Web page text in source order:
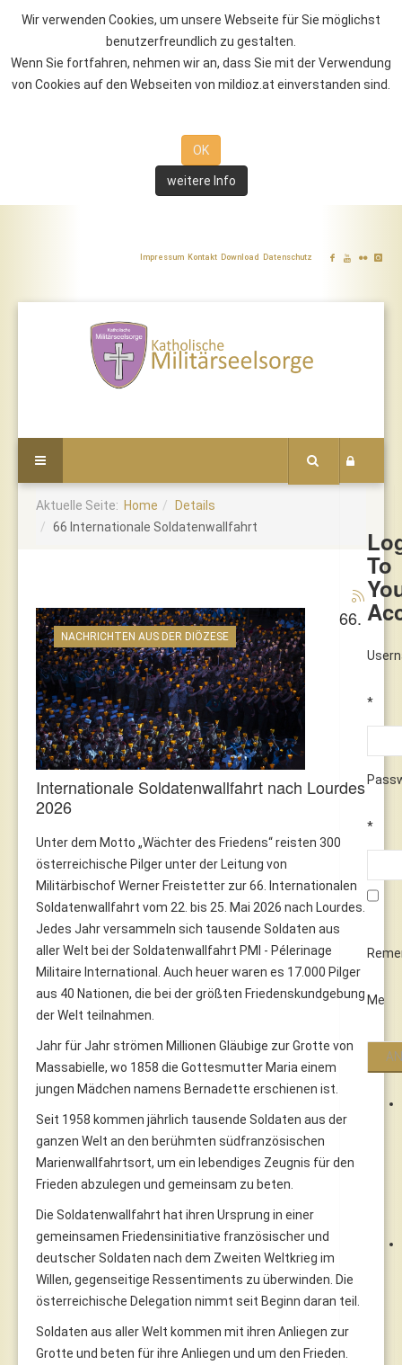
Wir verwenden Cookies, um unsere Webseite für Sie möglichst
benutzerfreundlich zu gestalten.
Wenn Sie fortfahren, nehmen wir an, dass Sie mit der Verwendung
von Cookies auf den Webseiten von mildioz.at einverstanden sind.
OK
weitere Info
Impressum Kontakt Download Datenschutz
To
*
*
Me
Aktuelle Seite: Home
Details
66 Internationale Soldatenwallfahrt
NACHRICHTEN AUS DER DIÖZESE
66.
Internationale Soldatenwallfahrt nach Lourdes
2026
Unter dem Motto „Wächter des Friedens“ reisten 300
österreichische Pilger unter der Leitung von
Militärbischof Werner Freistetter zur 66. Internationalen
Soldatenwallfahrt vom 22. bis 25. Mai 2026 nach Lourdes.
Jedes Jahr versammeln sich tausende Soldaten aus
aller Welt bei der Soldatenwallfahrt PMI - Pélerinage
Militaire International. Auch heuer waren es 17.000 Pilger
aus 40 Nationen, die bei der größten Friedenskundgebung
der Welt teilnahmen.
Jahr für Jahr strömen Millionen Gläubige zur Grotte von
Massabielle, wo 1858 die Gottesmutter Maria einem
jungen Mädchen namens Bernadette erschienen ist.
Seit 1958 kommen jährlich tausende Soldaten aus der
ganzen Welt an den berühmten südfranzösischen
Marienwallfahrtsort, um ein lebendiges Zeugnis für den
Frieden abzulegen und gemeinsam zu beten.
Die Soldatenwallfahrt hat ihren Ursprung in einer
gemeinsamen Friedensinitiative französischer und
deutscher Soldaten nach dem Zweiten Weltkrieg im
Willen, gegenseitige Ressentiments zu überwinden. Die
österreichische Delegation nimmt seit Beginn daran teil.
Soldaten aus aller Welt kommen mit ihren Anliegen zur
Grotte und beten für ihre Anliegen und um den Frieden.